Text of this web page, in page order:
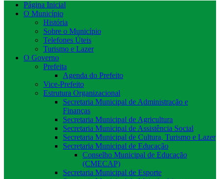
Página Inicial
O Município
História
Sobre o Município
Telefones Úteis
Turismo e Lazer
O Governo
Prefeita
Agenda do Prefeito
Vice-Prefeito
Estrutura Organizacional
Secretaria Municipal de Administração e
Finanças
Secretaria Municipal de Agricultura
Secretaria Municipal de Assistência Social
Secretaria Municipal de Cultura, Turismo e Lazer
Secretaria Municipal de Educação
Conselho Municipal de Educação
(CMECAP)
Secretaria Municipal de Esporte